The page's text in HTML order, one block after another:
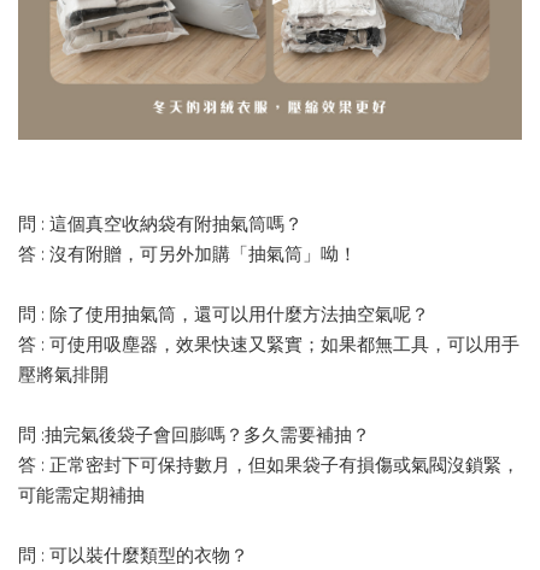
問 : 這個真空收納袋有附抽氣筒嗎？
答 : 沒有附贈，可另外加購「抽氣筒」呦！
問 : 除了使用抽氣筒，還可以用什麼方法抽空氣呢？
答 : 可使用吸塵器，效果快速又緊實；如果都無工具，可以用手
壓將氣排開
問 :抽完氣後袋子會回膨嗎？多久需要補抽？
答 : 正常密封下可保持數月，但如果袋子有損傷或氣閥沒鎖緊，
可能需定期補抽
問 : 可以裝什麼類型的衣物？